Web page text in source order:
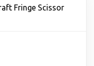
Fringe Scissor